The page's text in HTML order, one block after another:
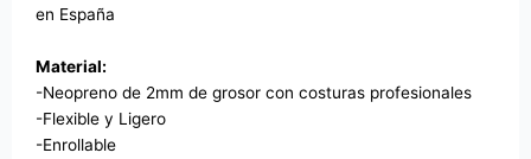
en España
Material:
-Neopreno de 2mm de grosor con costuras profesionales
-Flexible y Ligero
-Enrollable